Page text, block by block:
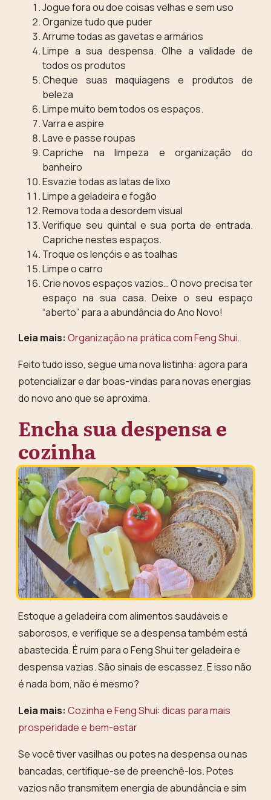
Jogue fora ou doe coisas velhas e sem uso
Organize tudo que puder
Arrume todas as gavetas e armários
Limpe a sua despensa. Olhe a validade de
todos os produtos
Cheque suas maquiagens e produtos de
beleza
Limpe muito bem todos os espaços.
Varra e aspire
Lave e passe roupas
Capriche na limpeza e organização do
banheiro
Esvazie todas as latas de lixo
Limpe a geladeira e fogão
Remova toda a desordem visual
Verifique seu quintal e sua porta de entrada.
Capriche nestes espaços.
Troque os lençóis e as toalhas
Limpe o carro
Crie novos espaços vazios… O novo precisa ter
espaço na sua casa. Deixe o seu espaço
“aberto” para a abundância do Ano Novo!
Leia mais: Organização na prática com Feng Shui.
Feito tudo isso, segue uma nova listinha: agora para
potencializar e dar boas-vindas para novas energias
do novo ano que se aproxima.
Encha sua despensa e
cozinha
Estoque a geladeira com alimentos saudáveis e
saborosos, e verifique se a despensa também está
abastecida. É ruim para o Feng Shui tergeladeira e
despensa vazias. São sinais de escassez.E isso não
é nada bom, não é mesmo?
Leia mais: Cozinha e Feng Shui: dicas para mais
prosperidade e bem-estar
Se você tiver vasilhas ou potes na despensa ou nas
bancadas, certifique-se de preenchê-los.Potes
vazios não transmitem energia de abundânciae sim